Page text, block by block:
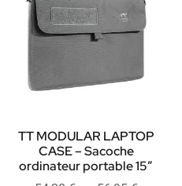
TT MODULAR LAPTOP
CASE – Sacoche
ordinateur portable 15″